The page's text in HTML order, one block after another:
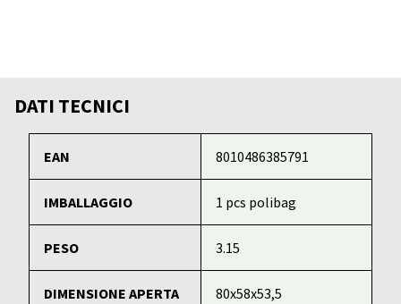
DATI TECNICI
EAN 8010486385791
IMBALLAGGIO 1 pcs polibag
PESO 3.15
DIMENSIONE APERTA 80x58x53,5